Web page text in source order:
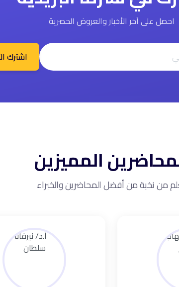
احصل على آخر الأخبار والعروض الحصرية
اشترك
المميزين
من نخبة من أفضل المحاضرين والخبراء